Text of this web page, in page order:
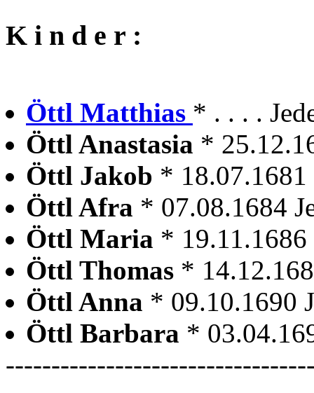
K i n d e r :
Öttl Matthias * . . . .
Öttl Anastasia *
Öttl Jakob * 18.07.1681
Öttl Afra * 07.08.1684
Öttl Maria * 19.11.1686
Öttl Thomas *
Öttl Anna * 09.10.1690
Öttl Barbara *